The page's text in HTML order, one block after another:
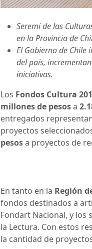
Seremi de las
en la Provincia de
El Gobierno de
del país,
iniciativas.
Los Fondos Cultura
millones de pesosa
entregados
proyectos
pesosa proyectos de
En tanto en la Región
fondos destinados a
Fondart Nacional, y los
la Lectura. Con estos
la cantidad de